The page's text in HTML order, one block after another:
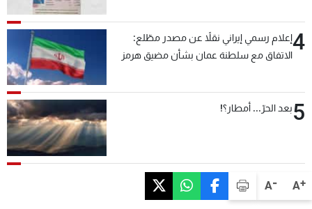
A+
A-
4إعلام رسمي إيراني نقلاً عن مصدر مطّلع:
الاتفاق مع سلطنة عمان بشأن مضيق هرمز
5بعد الحرّ... أمطار؟!